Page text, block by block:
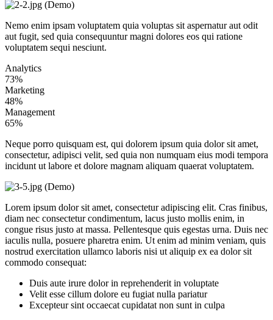
Nemo enim ipsam voluptatem quia voluptas sit aspernatur aut odit
aut fugit, sed quia consequuntur magni dolores eos qui ratione
voluptatem sequi nesciunt.
Analytics
73%
Marketing
48%
Management
65%
Neque porro quisquam est, qui dolorem ipsum quia dolor sit amet,
consectetur, adipisci velit, sed quia non numquam eius modi tempora
incidunt ut labore et dolore magnam aliquam quaerat voluptatem.
Lorem ipsum dolor sit amet, consectetur adipiscing elit. Cras finibus,
diam nec consectetur condimentum, lacus justo mollis enim, in
congue risus justo at massa. Pellentesque quis egestas urna. Duis nec
iaculis nulla, posuere pharetra enim. Ut enim ad minim veniam, quis
nostrud exercitation ullamco laboris nisi ut aliquip ex ea dolor sit
commodo consequat:
Duis aute irure dolor in reprehenderit in voluptate
Velit esse cillum dolore eu fugiat nulla pariatur
Excepteur sint occaecat cupidatat non sunt in culpa